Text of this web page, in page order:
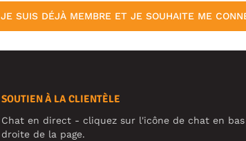
JE SUIS DÉJÀ MEMBRE ET JE SOUHAITE ME
SOUTIEN À LA CLIENTÈLE
Chat en direct - cliquez sur l'icône de chat en bas
droite de la page.